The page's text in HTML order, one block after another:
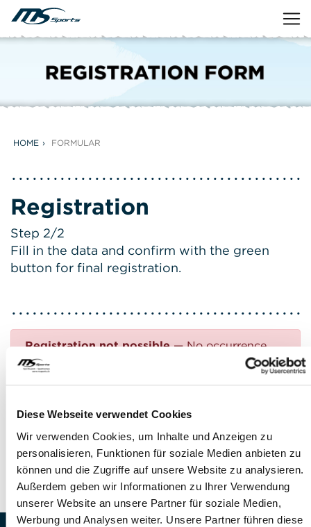
Diese Webseite verwendet Cookies
Wir verwenden Cookies, um Inhalte und Anzeigen zu
personalisieren, Funktionen für soziale Medien anbieten zu
können und die Zugriffe auf unsere Website zu analysieren.
Außerdem geben wir Informationen zu Ihrer Verwendung
unserer Website an unsere Partner für soziale Medien,
Werbung und Analysen weiter. Unsere Partner führen diese
HOME FORMULAR
Registration
Step 2/2
Fill in the data and confirm with the green
button for final registration.
Registration not possible— No occurrence
found
Questions?
FEEL FREE TO CONTACT US!
Phone: +41 41 260 33 67
E-mail:info(at)mssports.ch